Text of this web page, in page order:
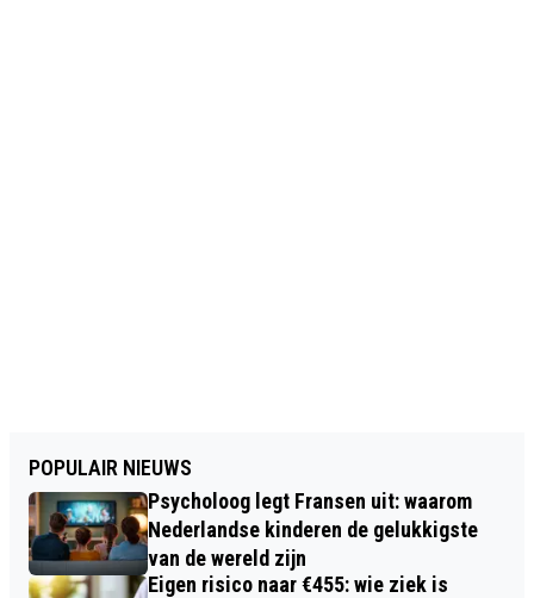
POPULAIR NIEUWS
Psycholoog legt Fransen uit: waarom
Nederlandse kinderen de gelukkigste
van de wereld zijn
Eigen risico naar €455: wie ziek is